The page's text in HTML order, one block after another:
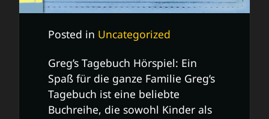
Posted in Uncategorized
Greg’s Tagebuch Hörspiel: Ein
Spaß für die ganze Familie Greg’s
Tagebuch ist eine beliebte
Buchreihe, die sowohl Kinder als